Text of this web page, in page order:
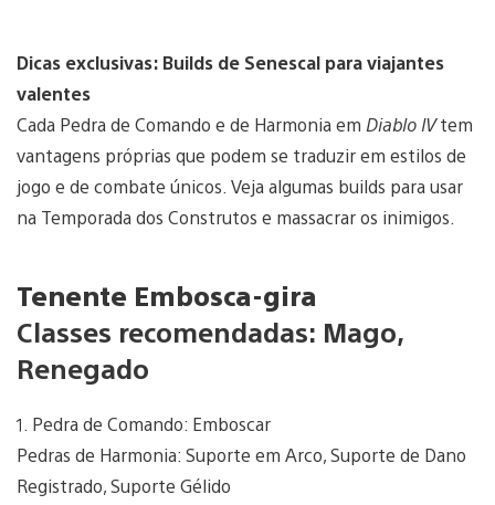
Dicas exclusivas: Builds de Senescal para viajantes
valentes
Cada Pedra de Comando e de Harmonia em Diablo IVtem
vantagens próprias que podem se traduzir em estilos de
jogo e de combate únicos. Veja algumas builds para usar
na Temporada dos Construtos e massacrar os inimigos.
Tenente Embosca-gira
Classes recomendadas: Mago,
Renegado
1. Pedra de Comando: Emboscar
Pedras de Harmonia: Suporte em Arco, Suporte de Dano
Registrado, Suporte Gélido